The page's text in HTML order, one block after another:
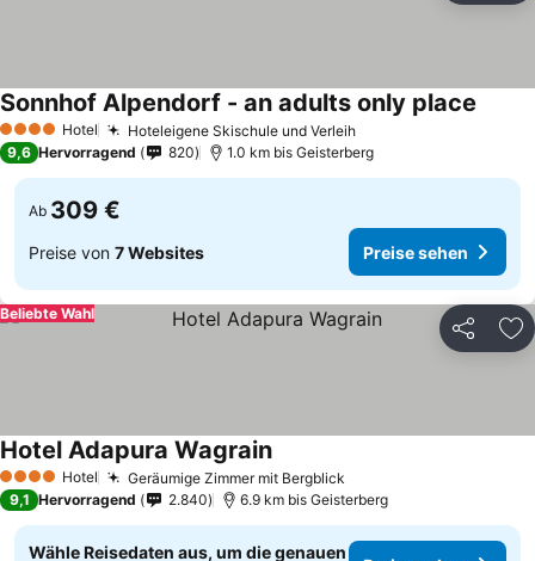
4 Sterne Hotel Hoteleigene Skischule und Verleih
Sonnhof Alpendorf - an adults only place
9,6 Hervorragend 820 1.0 km bis Geisterberg
Ab 309 €
Preise von 7 Websites Preise sehen
Teilen
Beliebte Wahl
4 Sterne Hotel Geräumige Zimmer mit Bergblick
Hotel Adapura Wagrain
9,1 Hervorragend 2.840 6.9 km bis Geisterberg
Wähle Reisedaten aus, um die genauen